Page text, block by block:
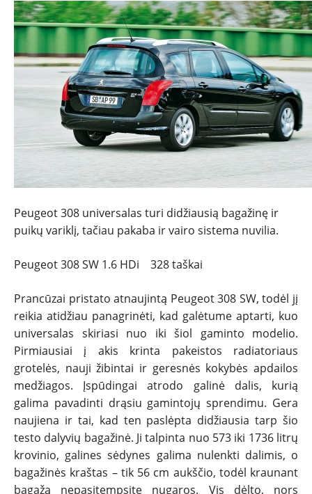
Peugeot 308 universalas turi didžiausią bagažinę ir
puikų variklį, tačiau pakaba ir vairo sistema nuvilia.
Peugeot 308 SW 1.6 HDi 328 taškai
Prancūzai pristato atnaujintą Peugeot 308 SW, todėl jį
reikia atidžiau panagrinėti, kad galėtume aptarti, kuo
universalas skiriasi nuo iki šiol gaminto modelio.
Pirmiausiai į akis krinta pakeistos radiatoriaus
grotelės, nauji žibintai ir geresnės kokybės apdailos
medžiagos. Įspūdingai atrodo galinė dalis, kurią
galima pavadinti drąsiu gamintojų sprendimu. Gera
naujiena ir tai, kad ten paslėpta didžiausia tarp šio
testo dalyvių bagažinė. Ji talpinta nuo 573 iki 1736 litrų
krovinio, galines sėdynes galima nulenkti dalimis, o
bagažinės kraštas – tik 56 cm aukščio, todėl kraunant
bagažą nepasitempsite nugaros. Vis dėlto, nors